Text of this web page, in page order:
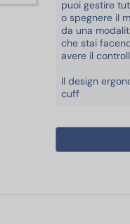
puoi gestire
o spegnere il
da una
che stai
avere il
Il design
cuff